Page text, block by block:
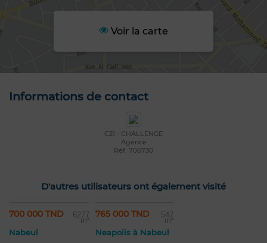
Voir la carte
Informations de contact
C21 - CHALLENGE
Agence
Réf: 706730
D'autres utilisateurs ont également visité
700 000 TND 6277
m²
Nabeul
765 000 TND 547
m²
Neapolis à Nabeul